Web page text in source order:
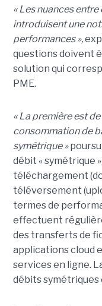
« Les nuances
introduisent une
performances »,
questions doivent
solution qui
PME.
« La première est
consommation de
symétrique »
débit « symétrique
téléchargement
téléversement
termes de
effectuent
des transferts de
applications cloud
services en ligne.
débits symétriques